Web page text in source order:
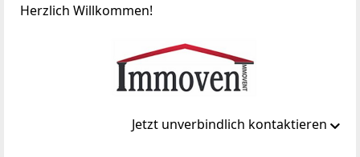
Herzlich Willkommen!
Jetzt unverbindlich kontaktieren